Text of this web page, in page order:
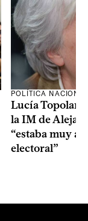
POLÍTICA
Lucía
la IM de
“estaba muy
electoral”